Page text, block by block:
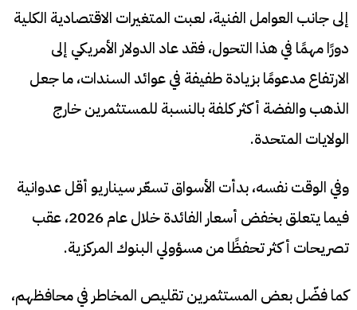
إلى جانب العوامل الفنية، لعبت المتغيرات الاقتصادية الكلية
دورًا مهمًا في هذا التحول، فقد عاد الدولار الأمريكي إلى
الارتفاع مدعومًا بزيادة طفيفة في عوائد السندات، ما جعل
الذهب والفضة أكثر كلفة بالنسبة للمستثمرين خارج
الولايات المتحدة.
وفي الوقت نفسه، بدأت الأسواق تسعّر سيناريو أقل عدوانية
فيما يتعلق بخفض أسعار الفائدة خلال عام 2026، عقب
تصريحات أكثر تحفظًا من مسؤولي البنوك المركزية.
كما فضّل بعض المستثمرين تقليص المخاطر في محافظهم،